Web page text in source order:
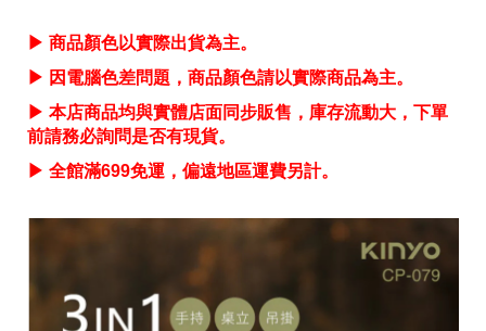
▶ 商品顏色以實際出貨為主。
▶ 因電腦色差問題，商品顏色請以實際商品為主。
▶ 本店商品均與實體店面同步販售，庫存流動大，下單
前請務必詢問是否有現貨。
▶ 全館滿699免運，偏遠地區運費另計。